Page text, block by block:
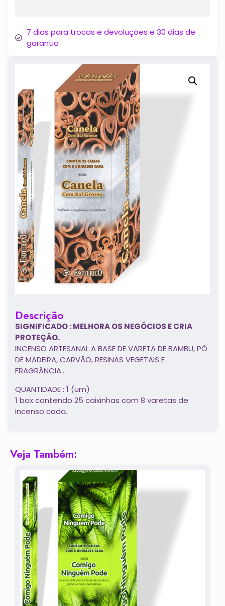
Descrição
SIGNIFICADO : MELHORA OS NEGÓCIOS E CRIA
PROTEÇÃO.
INCENSO ARTESANAL A BASE DE VARETA DE BAMBU, PÓ
DE MADEIRA, CARVÃO, RESINAS VEGETAIS E
FRAGRÂNCIA..
QUANTIDADE : 1 (um)
1 box contendo 25 caixinhas com 8 varetas de
incenso cada.
7 dias para trocas e devoluções e 30 dias de
garantia
Veja Também: